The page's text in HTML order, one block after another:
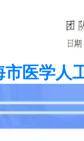
市医学人